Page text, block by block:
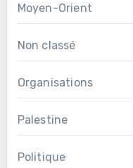
Moyen-Orient
Non classé
Organisations
Palestine
Politique